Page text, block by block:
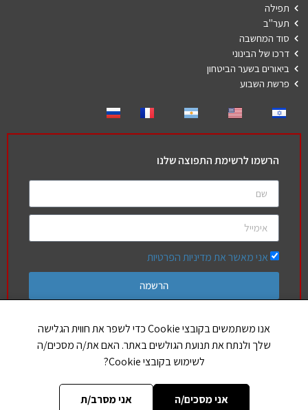
תפילה
תער"ב
סוד המחשבה
דרכו של הבינוני
ביאורים בשער הביטחון
פרשת השבוע
הרשמו לרשימת התפוצה שלנו
אני מאשר את מדיניות הפרטיות
הרשמה
חברים שלנו
אותיות בספר תורה
אנו משתמשים בקובצי Cookie כדי לשפר את חווית הגלישה
שלך ולנתח את תנועת הגולשים באתר. האם את/ה מסכים/ה
לשימוש בקובצי Cookie?
אני מסכים/ה אני מסרב/ת